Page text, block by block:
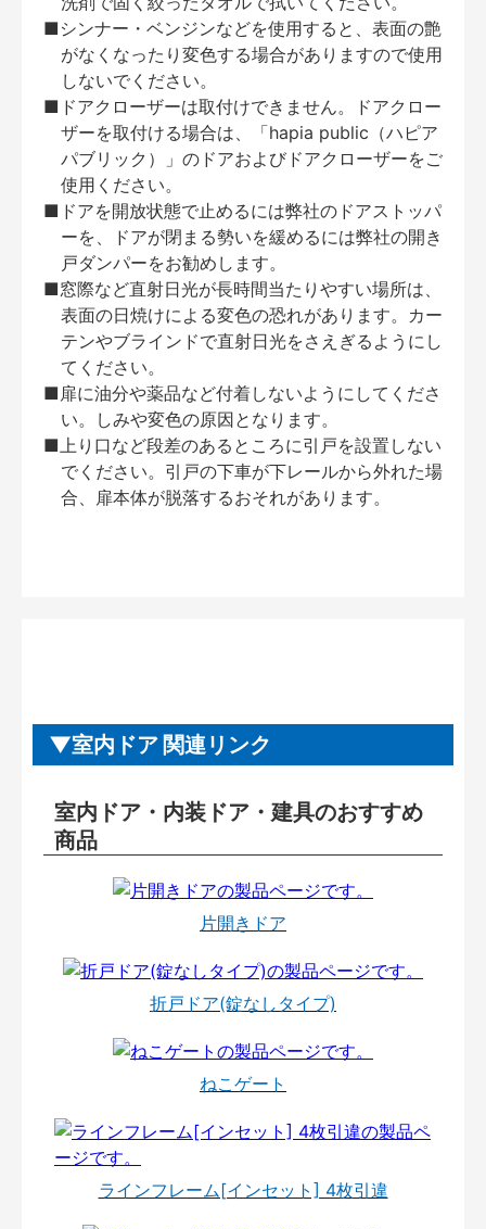
■シンナー・ベンジンなどを使用すると、表面の艶
がなくなったり変色する場合がありますので使用
しないでください。
■ドアクローザーは取付けできません。ドアクロー
ザーを取付ける場合は、「hapia public（ハピア
パブリック）」のドアおよびドアクローザーをご
使用ください。
■ドアを開放状態で止めるには弊社のドアストッパ
ーを、ドアが閉まる勢いを緩めるには弊社の開き
戸ダンパーをお勧めします。
■窓際など直射日光が長時間当たりやすい場所は、
表面の日焼けによる変色の恐れがあります。カー
テンやブラインドで直射日光をさえぎるようにし
てください。
■扉に油分や薬品など付着しないようにしてくださ
い。しみや変色の原因となります。
■上り口など段差のあるところに引戸を設置しない
でください。引戸の下車が下レールから外れた場
合、扉本体が脱落するおそれがあります。
室内ドア 関連リンク
室内ドア・内装ドア・建具のおすすめ
商品
片開きドア
折戸ドア(錠なしタイプ)
ねこゲート
ラインフレーム[インセット] 4枚引違